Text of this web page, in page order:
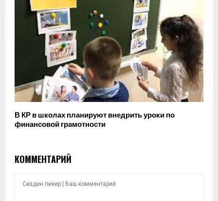
В КР в школах планируют внедрить уроки по
финансовой грамотности
КОММЕНТАРИЙ